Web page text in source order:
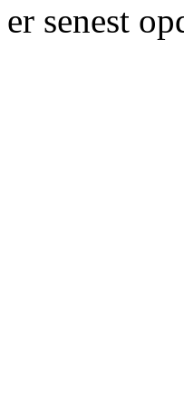
er senest